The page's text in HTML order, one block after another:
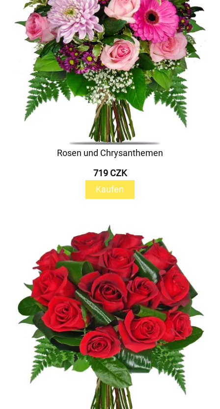
Rosen und Chrysanthemen
719 CZK
Kaufen